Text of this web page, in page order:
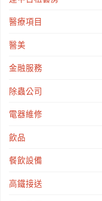
醫療項目
醫美
金融服務
除蟲公司
電器維修
飲品
餐飲設備
高鐵接送